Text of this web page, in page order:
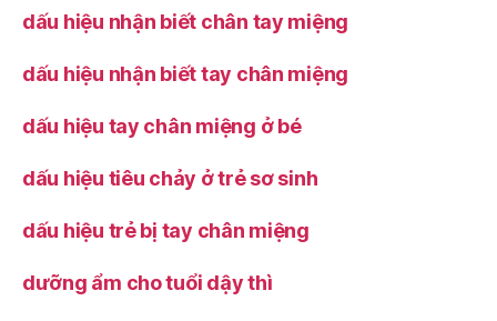
dấu hiệu nhận biết chân tay miệng
dấu hiệu nhận biết tay chân miệng
dấu hiệu tay chân miệng ở bé
dấu hiệu tiêu chảy ở trẻ sơ sinh
dấu hiệu trẻ bị tay chân miệng
dưỡng ẩm cho tuổi dậy thì